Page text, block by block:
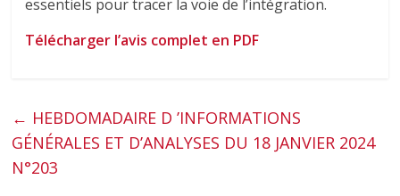
essentiels pour tracer la voie de l’intégration.
Télécharger l’avis complet en PDF
← HEBDOMADAIRE D ’INFORMATIONS
GÉNÉRALES ET D’ANALYSES DU 18 JANVIER 2024
N°203